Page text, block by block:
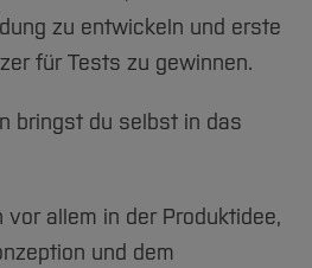
zu entwickeln und erste
für Tests zu gewinnen.
bringst du selbst in das
vor allem in der Produktidee,
und dem